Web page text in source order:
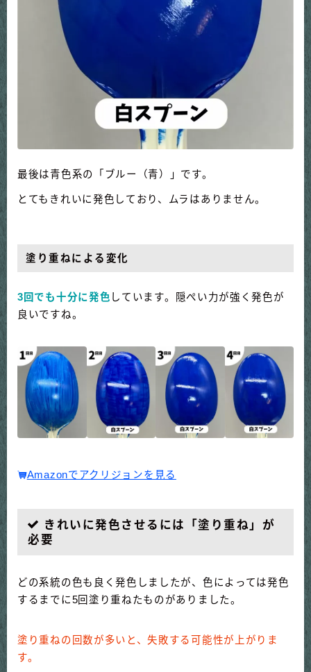
最後は青色系の「ブルー（青）」です。
とてもきれいに発色しており、ムラはありません。
塗り重ねによる変化
3回でも十分に発色 しています。隠ぺい力が強く発色が
良いですね。
Amazonでアクリジョンを見る
きれいに発色させるには 「 塗り重ね 」 が
必要
どの系統の色も良く発色しましたが、色によっては発色
するまでに5回塗り重ねたものがありました。
塗り重ねの回数が多いと、失敗する可能性が上がりま
す。